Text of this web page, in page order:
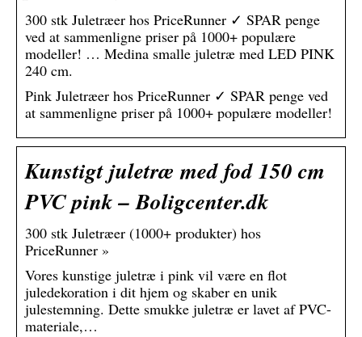
300 stk Juletræer hos PriceRunner ✓ SPAR penge
ved at sammenligne priser på 1000+ populære
modeller! … Medina smalle juletræ med LED PINK
240 cm.
Pink Juletræer hos PriceRunner ✓ SPAR penge ved
at sammenligne priser på 1000+ populære modeller!
Kunstigt juletræ med fod 150 cm
PVC pink – Boligcenter.dk
300 stk Juletræer (1000+ produkter) hos
PriceRunner »
Vores kunstige juletræ i pink vil være en flot
juledekoration i dit hjem og skaber en unik
julestemning. Dette smukke juletræ er lavet af PVC-
materiale,…